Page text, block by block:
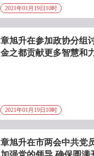
2021年01月19日10时
章旭升在参加政协分组
金之都贡献更多智慧和
2021年01月19日10时
章旭升在市两会中共党